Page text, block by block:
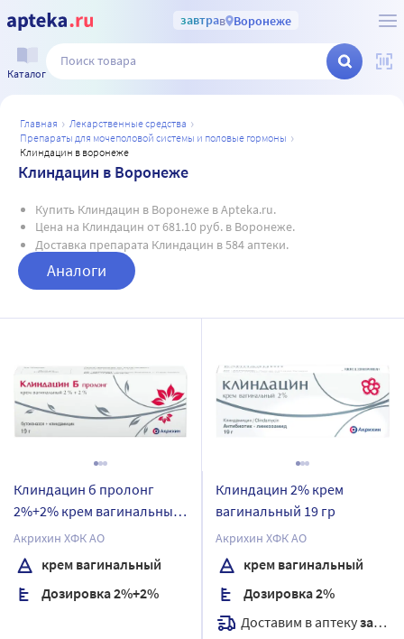
завтрав Воронеже
Каталог
главная
лекарственные средства
препараты для мочеполовой системы и половые гормоны
клиндацин в воронеже
Клиндацин в Воронеже
Купить Клиндацин в Воронеже в Apteka.ru.
Цена на Клиндацин от 681.10 руб. в Воронеже.
Доставка препарата Клиндацин в 584 аптеки.
Аналоги
Клиндацин б пролонг
2%+2% крем вагинальный
19 гр
Акрихин ХФК АО
крем вагинальный
Дозировка 2%+2%
Клиндацин 2% крем
вагинальный 19 гр
Акрихин ХФК АО
крем вагинальный
Дозировка 2%
Доставим в аптекузавтра